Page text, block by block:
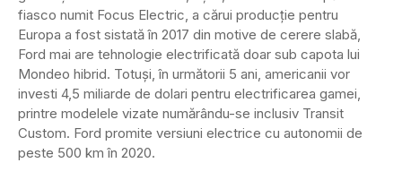
fiasco numit Focus Electric, a cărui producție pentru
Europa a fost sistată în 2017 din motive de cerere slabă,
Ford mai are tehnologie electrificată doar sub capota lui
Mondeo hibrid. Totuși, în următorii 5 ani, americanii vor
investi 4,5 miliarde de dolari pentru electrificarea gamei,
printre modelele vizate numărându-se inclusiv Transit
Custom. Ford promite versiuni electrice cu autonomii de
peste 500 km în 2020.